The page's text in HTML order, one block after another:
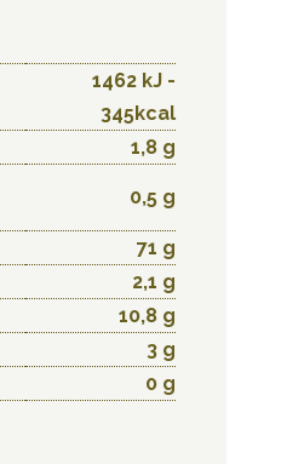
1462 kJ -
345kcal
1,8 g
0,5 g
71 g
2,1 g
10,8 g
3 g
0 g